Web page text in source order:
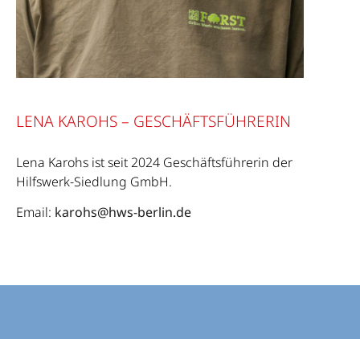
LENA KAROHS – GESCHÄFTSFÜHRERIN
Lena Karohs ist seit 2024 Geschäftsführerin der
Hilfswerk-Siedlung GmbH.
Email: karohs@hws-berlin.de